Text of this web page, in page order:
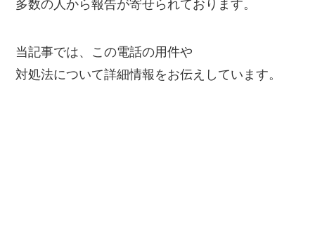
多数の人から報告が寄せられております。
当記事では、この電話の用件や
対処法について詳細情報をお伝えしています。